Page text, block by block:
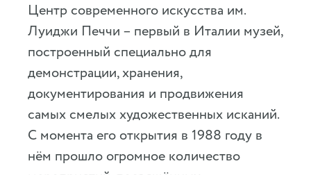
Центр современного искусства им.
Луиджи Печчи – первый в Италии музей,
построенный специально для
демонстрации, хранения,
документирования и продвижения
самых смелых художественных исканий.
С момента его открытия в 1988 году в
нём прошло огромное количество